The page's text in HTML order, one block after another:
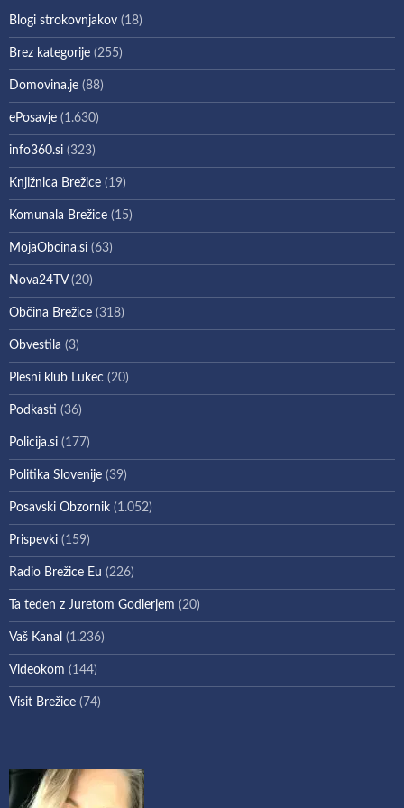
Blogi strokovnjakov (18)
Brez kategorije (255)
Domovina.je (88)
ePosavje (1.630)
info360.si (323)
Knjižnica Brežice (19)
Komunala Brežice (15)
MojaObcina.si (63)
Nova24TV(20)
Občina Brežice (318)
Obvestila (3)
Plesni klub Lukec (20)
Podkasti (36)
Policija.si (177)
Politika Slovenije (39)
Posavski Obzornik (1.052)
Prispevki (159)
Radio Brežice Eu (226)
Ta teden z Juretom Godlerjem (20)
Vaš Kanal (1.236)
Videokom (144)
Visit Brežice (74)